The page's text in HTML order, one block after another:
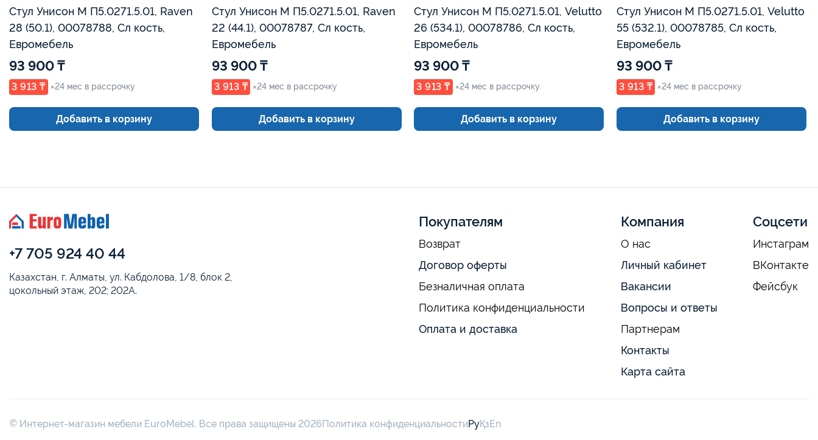
Стул Унисон М П5.0271.5.01, Raven
28 (50.1), 00078788, Сл кость,
Евромебель
93 900 ₸
3 913 ₸ ×24 мес в рассрочку
Добавить в корзину
Стул Унисон М П5.0271.5.01, Raven
22 (44.1), 00078787, Сл кость,
Евромебель
93 900 ₸
3 913 ₸ ×24 мес в рассрочку
Добавить в корзину
Стул Унисон М П5.0271.5.01, Velutto
26 (534.1), 00078786, Сл кость,
Евромебель
93 900 ₸
3 913 ₸ ×24 мес в рассрочку
Добавить в корзину
Стул Унисон М П5.0271.5.01, Velutto
55 (532.1), 00078785, Сл кость,
Евромебель
93 900 ₸
3 913 ₸ ×24 мес в рассрочку
Добавить в корзину
+7 705 924 40 44
Казахстан, г. Алматы, ул. Кабдолова, 1/8, блок 2,
цокольный этаж, 202; 202А.
Покупателям
Возврат
Договор оферты
Безналичная оплата
Политика конфиденциальности
Оплата и доставка
Компания
О нас
Личный кабинет
Вакансии
Вопросы и ответы
Партнерам
Контакты
Карта сайта
Соцсети
Инстаграм
ВКонтакте
Фейсбук
© Интернет-магазин мебели EuroMebel. Все права защищены 2026Политика конфиденциальностиРуҚзEn